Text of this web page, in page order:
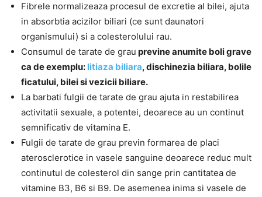
Fibrele normalizeaza procesul de excretie al bilei, ajuta
in absorbtia acizilor biliari (ce sunt daunatori
organismului) si a colesterolului rau.
Consumul de tarate de grau previne anumite boli grave
ca de exemplu: litiaza biliara, dischinezia biliara, bolile
ficatului, bilei si vezicii biliare.
La barbati fulgii de tarate de grau ajuta in restabilirea
activitatii sexuale, a potentei, deoarece au un continut
semnificativ de vitamina E.
Fulgii de tarate de grau previn formarea de placi
aterosclerotice in vasele sanguine deoarece reduc mult
continutul de colesterol din sange prin cantitatea de
vitamine B3, B6 si B9. De asemenea inima si vasele de